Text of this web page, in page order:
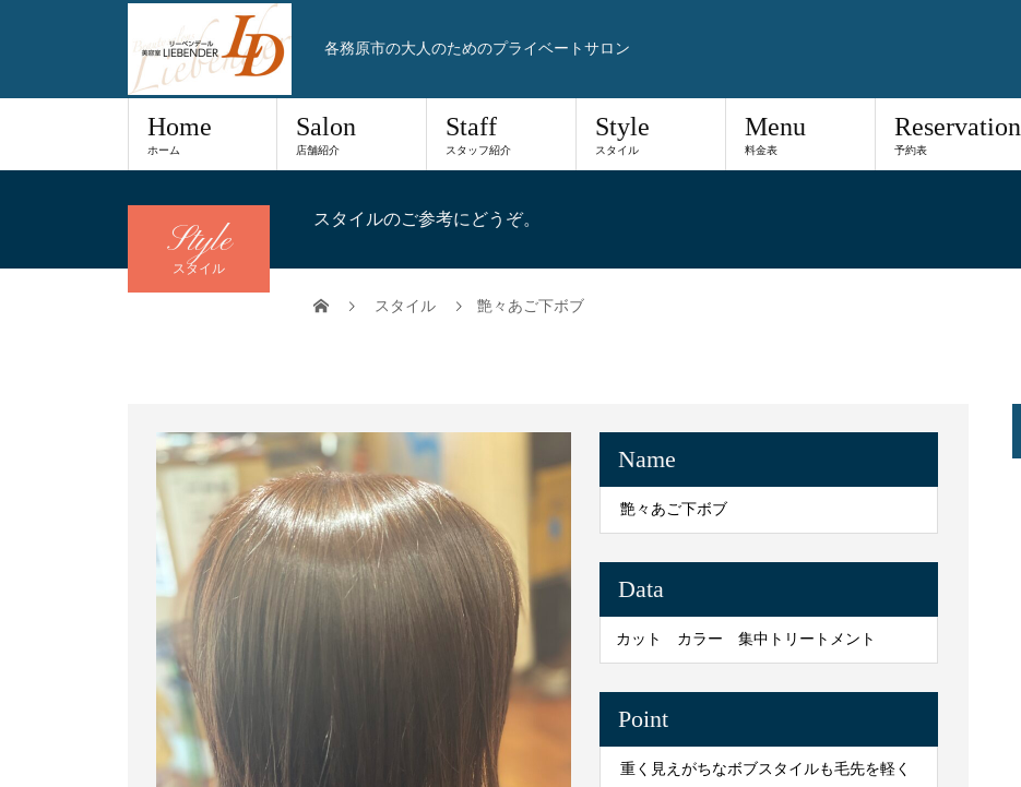
各務原市の大人のためのプライベートサロン
Home
ホーム
Salon
店舗紹介
Staff
スタッフ紹介
Style
スタイル
Menu
料金表
Reservation
予約表
Style
スタイル
スタイルのご参考にどうぞ。
スタイル 艶々あご下ボブ
Name
艶々あご下ボブ
Data
カット カラー 集中トリートメント
Point
重く見えがちなボブスタイルも毛先を軽く